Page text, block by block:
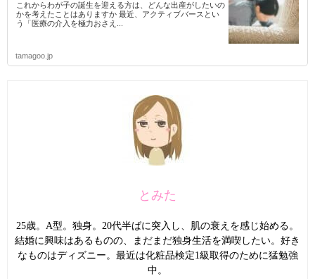
これからわが子の誕生を迎える方は、どんな出産がしたいの
かを考えたことはありますか 最近、アクティブバースとい
う「医療の介入を極力おさえ...
tamagoo.jp
とみた
25歳。A型。独身。20代半ばに突入し、肌の衰えを感じ始める。
結婚に興味はあるものの、まだまだ独身生活を満喫したい。好き
なものはディズニー。最近は化粧品検定1級取得のために猛勉強
中。